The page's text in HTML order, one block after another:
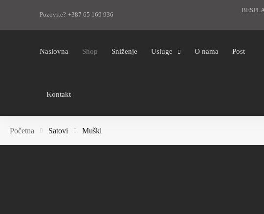
Pozovite? +387 65 169 936
Naslovna Shop Sniženje Usluge O nama Post
Kontakt
Početna Satovi Muški